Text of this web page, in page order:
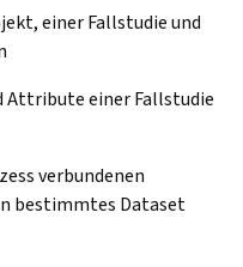
einer Fallstudie und
Attribute einer Fallstudie
verbundenen
bestimmtes Dataset